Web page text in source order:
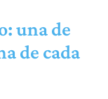
una de
de cada